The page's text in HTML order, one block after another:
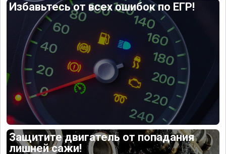
Избавьтесь от всех ошибок по ЕГР!
Защитите двигатель от попадания
лишней сажи!